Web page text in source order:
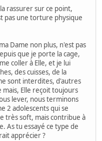
rassurer sur ce point,
pas une torture physique
Dame non plus, n'est pas
que je porte la cage,
coller à Elle, et je lui
des cuisses, de la
sont interdites, d'autres
mais, Elle reçoit toujours
lever, nous terminons
2 adolescents qui se
très soft, mais contribue à
As tu essayé ce type de
apprécier ?